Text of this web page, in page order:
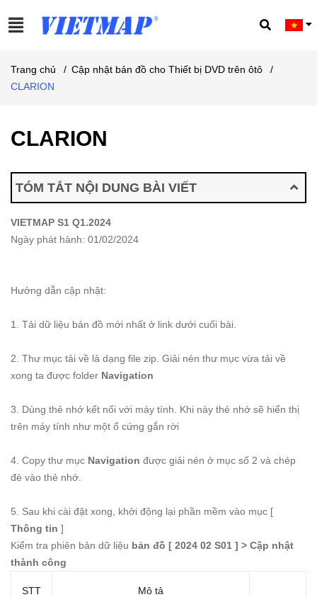
Trang chủ / Cập nhật bản đồ cho Thiết bị DVD trên ôtô
/
CLARION
CLARION
TÓM TẮT NỘI DUNG BÀI VIẾT
VIETMAP S1 Q1.2024
Ngày phát hành: 01/02/2024
Hướng dẫn cập nhật:
1. Tải dữ liệu bản đồ mới nhất ở link dưới cuối bài.
2. Thư mục tải về là dạng file zip. Giải nén thư mục vừa tải về
xong ta được folder Navigation
3. Dùng thẻ nhớ kết nối với máy tính. Khi này thẻ nhớ sẽ hiển thị
trên máy tính như một ổ cứng gắn rời
4. Copy thư mục Navigation được giải nén ở mục số 2 và chép
đè vào thẻ nhớ.
5. Sau khi cài đặt xong, khởi động lại phần mềm vào mục [
Thông tin ]
Kiểm tra phiên bản dữ liệu bản đồ [ 2024 02 S01 ] > Cập nhật
thành công
STT Mô tả